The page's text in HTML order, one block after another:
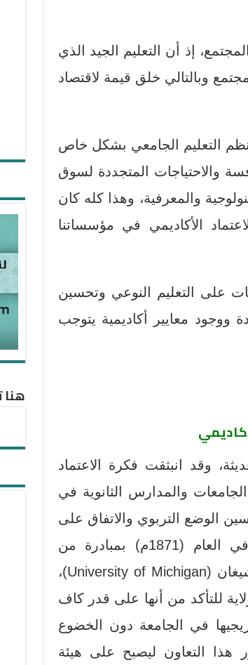
إذ أن التعليم الجيد الذي
وبالتالي خلق قيمة لاقتصاد
التعليم الجامعي بشكل خاص
والاحتياجات المتجددة لسوق
والمعرفية، وهذا كله كان
الأكاديمي في مؤسساتنا
على التعليم النوعي وتحسين
ووجود معايير أكاديمية يتوجب
وقد انبثقت فكرة الاعتماد
والمدارس الثانوية في
الوضع التربوي والاتفاق على
سياسات القبول، وقد بدأ هذا التعاون في العام (1871م) بمبادرة من
مجموعة أعضاء هيئة التدريس بجامعة ميشيغان (University of Michigan)،
للتأكد من أنها على قدر كاف
في الجامعة دون الخضوع
هذا التعاون ليصبح على هيئة
هنا